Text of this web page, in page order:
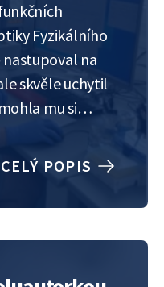
Fyzikálního
nastupoval na
skvěle uchytil
mu si
v
v rámci
CELÝ POPIS